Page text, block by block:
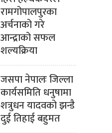
रामगोपालपुरका
अर्चनाको गरे
आन्द्राको सफल
शल्यक्रिया
जसपा नेपालः जिल्ला
कार्यसमिति धनुषामा
शत्रुधन यादवको झन्डै
दुई तिहाई बहुमत